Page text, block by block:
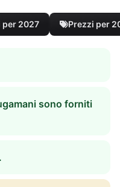
per 2027 Prezzi per
sono forniti